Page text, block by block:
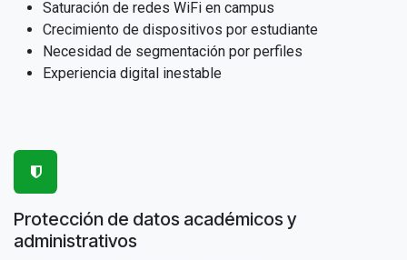
Saturación de redes WiFi en campus
Crecimiento de dispositivos por estudiante
Necesidad de segmentación por perfiles
Experiencia digital inestable
Protección de datos académicos y
administrativos